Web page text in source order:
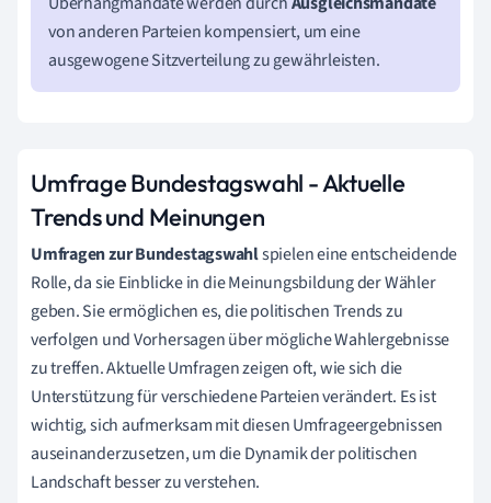
von anderen Parteien kompensiert, um eine
ausgewogene Sitzverteilung zu gewährleisten.
Umfrage Bundestagswahl - Aktuelle
Trends und Meinungen
Umfragen zur Bundestagswahlspielen eine entscheidende
Rolle, da sie Einblicke in die Meinungsbildung der Wähler
geben. Sie ermöglichen es, die politischen Trends zu
verfolgen und Vorhersagen über mögliche Wahlergebnisse
zu treffen. Aktuelle Umfragen zeigen oft, wie sich die
Unterstützung für verschiedene Parteien verändert. Es ist
wichtig, sich aufmerksam mit diesen Umfrageergebnissen
auseinanderzusetzen, um die Dynamik der politischen
Landschaft besser zu verstehen.